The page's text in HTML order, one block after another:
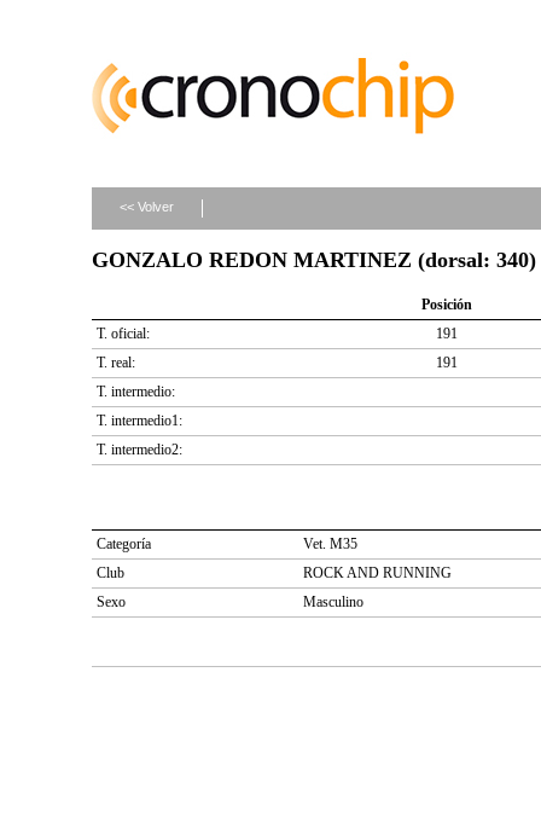
<< Volver
GONZALO REDON MARTINEZ (dorsal: 340)
Posición
T. oficial:
191
T. real:
191
T. intermedio:
T. intermedio1:
T. intermedio2:
Categoría
Vet. M35
Club
ROCK AND RUNNING
Sexo
Masculino